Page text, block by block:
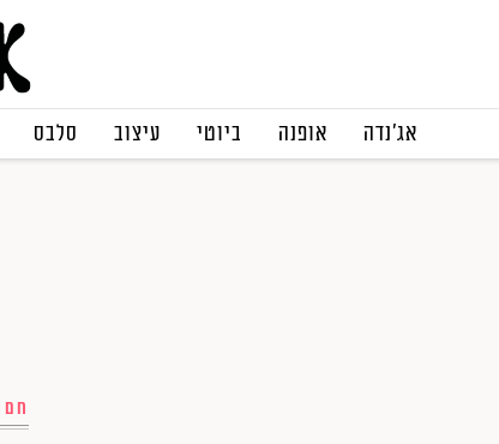
אג׳נדה אופנה ביוטי עיצוב סלבס